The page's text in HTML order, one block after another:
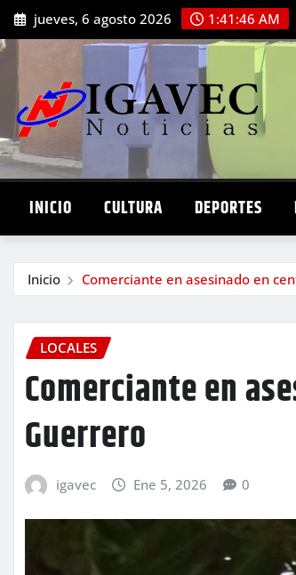
Saltar
al
contenido
jueves, 6 agosto 2026 1:41:47 AM
INICIO CULTURA DEPORTES
Inicio Comerciante en asesinado en
LOCALES
Comerciante en
Guerrero
igavec Ene 5, 2026 0